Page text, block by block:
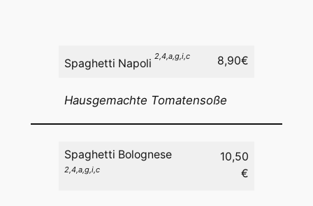
Spaghetti Napoli
2,4,a,g,i,c 8,90€
Hausgemachte Tomatensoße
Spaghetti Bolognese
2,4,a,g,i,c
10,50
€